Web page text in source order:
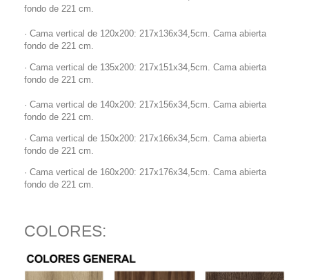
fondo de 221 cm.
· Cama vertical de 120x200: 217x136x34,5cm. Cama abierta
fondo de 221 cm.
· Cama vertical de 135x200: 217x151x34,5cm. Cama abierta
fondo de 221 cm.
· Cama vertical de 140x200: 217x156x34,5cm. Cama abierta
fondo de 221 cm.
· Cama vertical de 150x200: 217x166x34,5cm. Cama abierta
fondo de 221 cm.
· Cama vertical de 160x200: 217x176x34,5cm. Cama abierta
fondo de 221 cm.
COLORES: